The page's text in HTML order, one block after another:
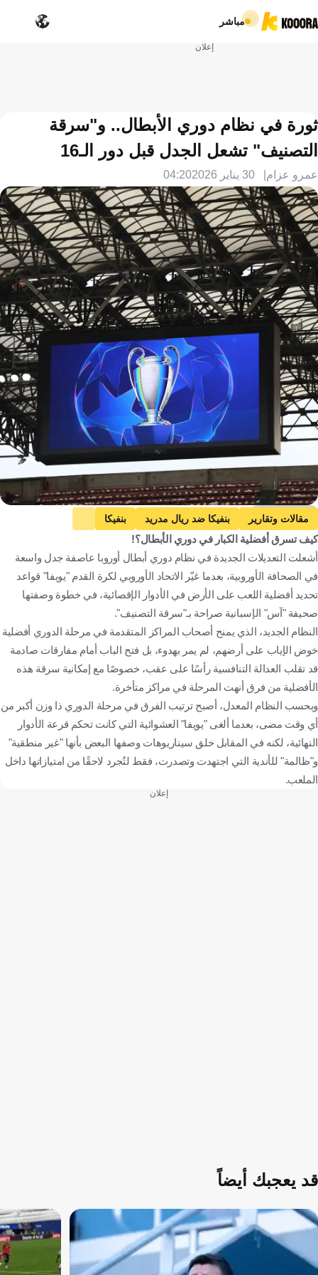
مباشر
إعلان
ثورة في نظام دوري الأبطال.. و"سرقة
التصنيف" تشعل الجدل قبل دور الـ16
عمرو عزام 30 يناير 2026 04:20
Getty Images
مقالات وتقارير بنفيكا ضد ريال مدريد
بنفيكا
ريال مدريد
دوري أبطال أوروبا
آرسنال
كايرات ألماتي
آيندهوفن ضد بايرن ميونخ
آيندهوفن
بايرن ميونخ
برشلونة ضد كوبنهاجن
برشلونة
كوبنهاجن
ليفربول ضد كاراباج
ليفربول
كاراباج البرتغال إسبانيا
إنجلترا
كازاخستان
هولندا ألمانيا الدانمرك أذربيجان كرة قدم
كيف تسرق أفضلية الكبار في دوري الأبطال؟!
أشعلت التعديلات الجديدة في نظام دوري أبطال أوروبا عاصفة جدل واسعة
في الصحافة الأوروبية، بعدما غيّر الاتحاد الأوروبي لكرة القدم "يويفا" قواعد
تحديد أفضلية اللعب على الأرض في الأدوار الإقصائية، في خطوة وصفتها
صحيفة "آس" الإسبانية صراحة بـ"سرقة التصنيف".
النظام الجديد، الذي يمنح أصحاب المراكز المتقدمة في مرحلة الدوري أفضلية
خوض الإياب على أرضهم، لم يمر بهدوء، بل فتح الباب أمام مفارقات صادمة
قد تقلب العدالة التنافسية رأسًا على عقب، خصوصًا مع إمكانية سرقة هذه
الأفضلية من فرق أنهت المرحلة في مراكز متأخرة.
وبحسب النظام المعدل، أصبح ترتيب الفرق في مرحلة الدوري ذا وزن أكبر من
أي وقت مضى، بعدما ألغى "يويفا" العشوائية التي كانت تحكم قرعة الأدوار
النهائية، لكنه في المقابل خلق سيناريوهات وصفها البعض بأنها "غير منطقية"
و"ظالمة" للأندية التي اجتهدت وتصدرت، فقط لتُجرد لاحقًا من امتيازاتها داخل
الملعب.
إعلان
قد يعجبك أيضاً